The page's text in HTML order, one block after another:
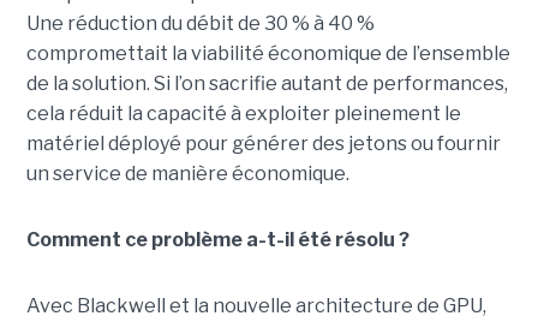
Une réduction du débit de 30 % à 40 %
compromettait la viabilité économique de l’ensemble
de la solution. Si l’on sacrifie autant de performances,
cela réduit la capacité à exploiter pleinement le
matériel déployé pour générer des jetons ou fournir
un service de manière économique.
Comment ce problème a-t-il été résolu ?
Avec Blackwell et la nouvelle architecture de GPU,